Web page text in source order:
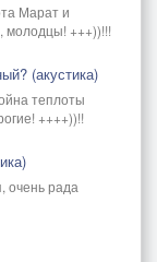
Марат и
молодцы! +++))!!!
(акустика)
теплоты
++++))!!
очень рада